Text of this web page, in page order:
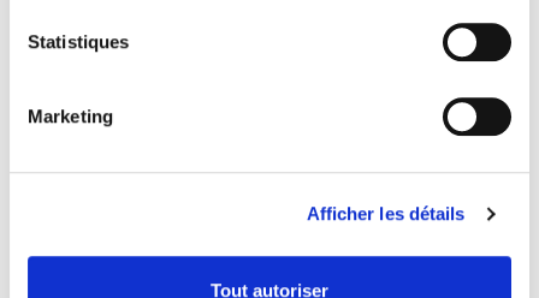
Statistiques
Marketing
Afficher les détails
Tout autoriser
54528